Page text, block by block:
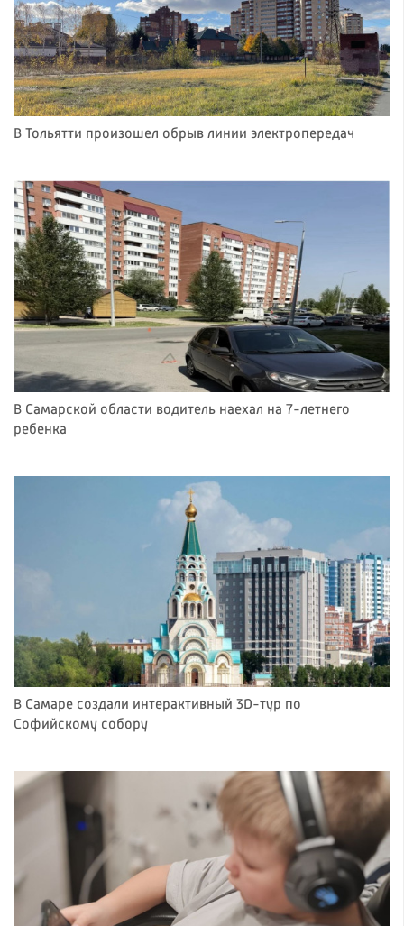
В Тольятти произошел обрыв линии электропередач
В Самарской области водитель наехал на 7-летнего
ребенка
В Самаре создали интерактивный 3D-тур по
Софийскому собору